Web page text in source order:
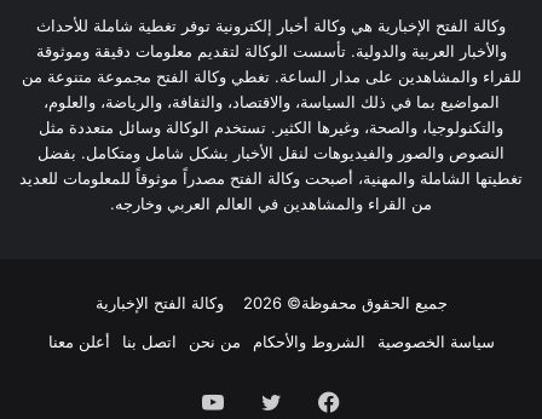
وكالة الفتح الإخبارية هي وكالة أخبار إلكترونية توفر تغطية شاملة للأحداث
والأخبار العربية والدولية. تأسست الوكالة لتقديم معلومات دقيقة وموثوقة
للقراء والمشاهدين على مدار الساعة. تغطي وكالة الفتح مجموعة متنوعة من
المواضيع بما في ذلك السياسة، والاقتصاد، والثقافة، والرياضة، والعلوم،
والتكنولوجيا، والصحة، وغيرها الكثير. تستخدم الوكالة وسائل متعددة مثل
النصوص والصور والفيديوهات لنقل الأخبار بشكل شامل ومتكامل. بفضل
تغطيتها الشاملة والمهنية، أصبحت وكالة الفتح مصدراً موثوقاً للمعلومات للعديد
من القراء والمشاهدين في العالم العربي وخارجه.
جميع الحقوق محفوظة© 2026
وكالة الفتح الإخبارية
سياسة الخصوصية
الشروط والأحكام من نحن اتصل بنا أعلن معنا
فيسبوك تويتر يوتيوب